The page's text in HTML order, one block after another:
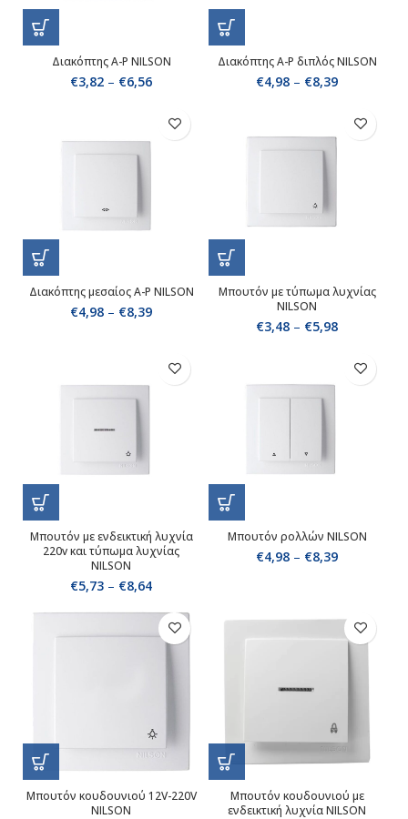
Διακόπτης Α-Ρ NILSON
€3,82 – €6,56
Διακόπτης Α-Ρ διπλός NILSON
€4,98 – €8,39
Διακόπτης μεσαίος Α-Ρ NILSON
€4,98 – €8,39
Μπουτόν με τύπωμα λυχνίας
NILSON
€3,48 – €5,98
Μπουτόν με ενδεικτική λυχνία
220v και τύπωμα λυχνίας
NILSON
€5,73 – €8,64
Mπουτόν ρολλών NILSON
€4,98 – €8,39
Μπουτόν κουδουνιού 12V-220V
NILSON
Μπουτόν κουδουνιού με
ενδεικτική λυχνία NILSON